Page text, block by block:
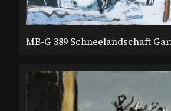
MB-G 389 Schneelandschaft